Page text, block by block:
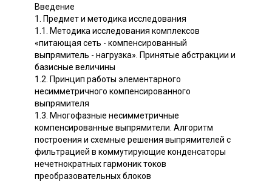
Введение
1. Предмет и методика исследования
1.1. Методика исследования комплексов
«питающая сеть - компенсированный
выпрямитель - нагрузка». Принятые абстракции и
базисные величины
1.2. Принцип работы элементарного
несимметричного компенсированного
выпрямителя
1.3. Многофазные несимметричные
компенсированные выпрямители. Алгоритм
построения и схемные решения выпрямителей с
фильтрацией в коммутирующие конденсаторы
нечетнократных гармоник токов
преобразовательных блоков